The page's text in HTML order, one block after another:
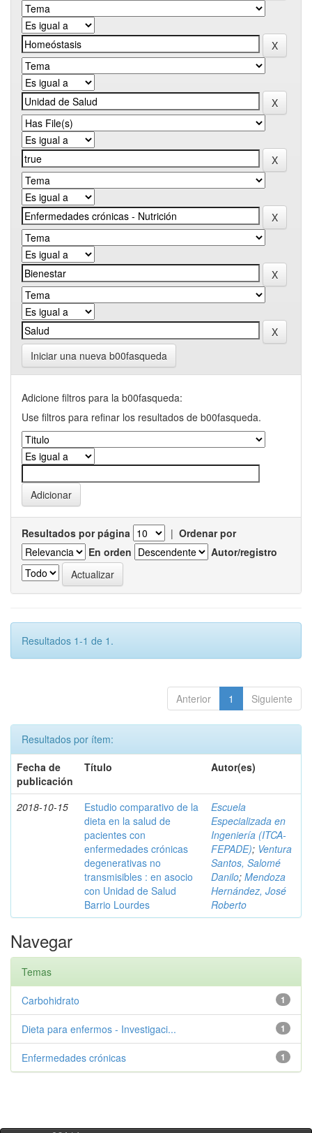
Iniciar una nueva b00fasqueda
Adicione filtros para la b00fasqueda:
Use filtros para refinar los resultados de b00fasqueda.
Resultados por página | Ordenar por
En orden
Autor/registro
Resultados 1-1 de 1.
Anterior 1 Siguiente
Resultados por ítem:
Fecha de
publicación
Título Autor(es)
2018-10-15
Estudio comparativo de la
dieta en la salud de
pacientes con
enfermedades crónicas
degenerativas no
transmisibles : en asocio
con Unidad de Salud
Barrio Lourdes
Escuela
Especializada en
Ingeniería (ITCA-
FEPADE); Ventura
Santos, Salomé
Danilo; Mendoza
Hernández, José
Roberto
Navegar
Temas
1
Carbohidrato
1
Dieta para enfermos - Investigaci...
1
Enfermedades crónicas